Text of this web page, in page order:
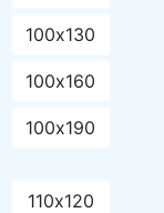
100х130
100х160
100х190
110х120